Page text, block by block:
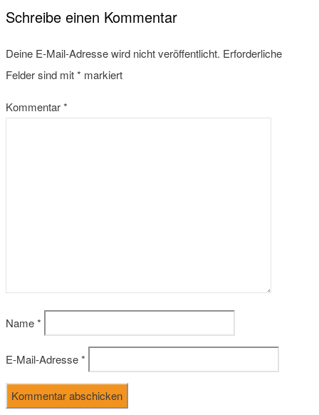
Schreibe einen Kommentar
Deine E-Mail-Adresse wird nicht veröffentlicht. Erforderliche
Felder sind mit* markiert
Kommentar*
Name*
E-Mail-Adresse*